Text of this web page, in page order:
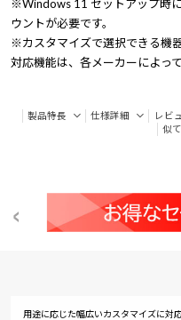
※Windows 11 セットアップ時
ウントが必要です。
※カスタマイズで選択できる機
対応機能は、各メーカーによって
製品特長 仕様詳細 レビ
似
用途に応じた幅広いカスタマイズに対